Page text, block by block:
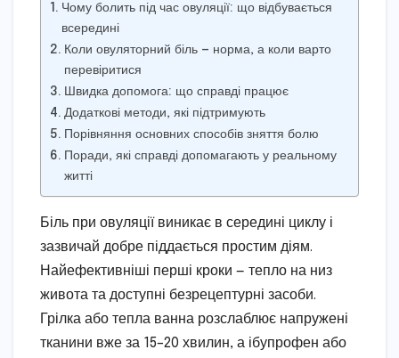
Чому болить під час овуляції: що відбувається
всередині
Коли овуляторний біль — норма, а коли варто
перевіритися
Швидка допомога: що справді працює
Додаткові методи, які підтримують
Порівняння основних способів зняття болю
Поради, які справді допомагають у реальному
житті
Біль при овуляції виникає в середині циклу і
зазвичай добре піддається простим діям.
Найефективніші перші кроки — тепло на низ
живота та доступні безрецептурні засоби.
Грілка або тепла ванна розслаблює напружені
тканини вже за 15–20 хвилин, а ібупрофен або